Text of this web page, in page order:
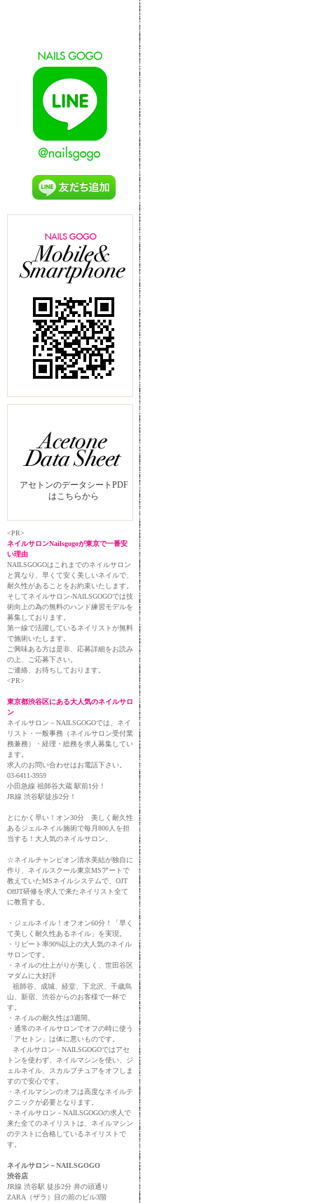
アセトンのデータシートPDF
はこちらから
<PR>
ネイルサロンNailsgogoが東京で一番安
い理由
NAILSGOGOはこれまでのネイルサロン
と異なり、早くて安く美しいネイルで、
耐久性があることをお約束いたします。
そしてネイルサロン-NAILSGOGOでは技
術向上の為の無料のハンド練習モデルを
募集しております。
第一線で活躍しているネイリストが無料
で施術いたします。
ご興味ある方は是非、応募詳細をお読み
の上、ご応募下さい。
ご連絡、お待ちしております。
<PR>
東京都渋谷区にある大人気のネイルサロ
ン
ネイルサロン－NAILSGOGOでは、ネイ
リスト・一般事務（ネイルサロン受付業
務兼務）・経理・総務を求人募集してい
ます。
求人のお問い合わせはお電話下さい。
03-6411-3959
小田急線 祖師谷大蔵 駅前1分！
JR線 渋谷駅徒歩2分！
とにかく早い！オン30分 美しく耐久性
あるジェルネイル施術で毎月800人を担
当する！大人気のネイルサロン。
☆ネイルチャンピオン清水美結が独自に
作り、ネイルスクール東京MSアートで
教えていたMSネイルシステムで、OJT
OffJT研修を求人で来たネイリスト全て
に教育する。
・ジェルネイル！オフオン60分！「早く
て美しく耐久性あるネイル」を実現。
・リピート率90%以上の大人気のネイル
サロンです。
・ネイルの仕上がりが美しく、世田谷区
マダムに大好評
祖師谷、成城、経堂、下北沢、千歳烏
山、新宿、渋谷からのお客様で一杯で
す。
・ネイルの耐久性は3週間。
・通常のネイルサロンでオフの時に使う
「アセトン」は体に悪いものです。
ネイルサロン－NAILSGOGOではアセ
トンを使わず、ネイルマシンを使い、ジ
ェルネイル、スカルプチュアをオフしま
すので安心です。
・ネイルマシンのオフは高度なネイルテ
クニックが必要となります。
・ネイルサロン－NAILSGOGOの求人で
来た全てのネイリストは、ネイルマシン
のテストに合格しているネイリストで
す。
ネイルサロン－NAILSGOGO
渋谷店
JR線 渋谷駅 徒歩2分 井の頭通り
ZARA（ザラ）目の前のビル3階